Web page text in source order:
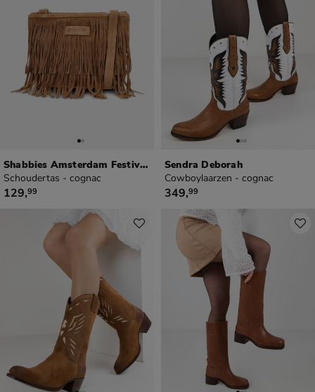
Shabbies Amsterdam Festival Fringe
Schoudertas - cognac
€ 129,99
129,99
Sendra Deborah
Cowboylaarzen - cognac
€ 349,99
349,99